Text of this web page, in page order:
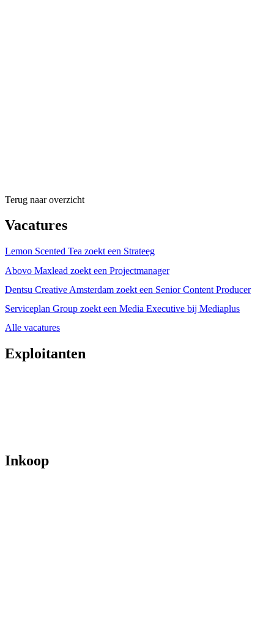
Terug naar overzicht
Vacatures
Lemon Scented Tea zoekt een Strateeg
Abovo Maxlead zoekt een Projectmanager
Dentsu Creative Amsterdam zoekt een Senior Content Producer
Serviceplan Group zoekt een Media Executive bij Mediaplus
Alle vacatures
Exploitanten
Inkoop